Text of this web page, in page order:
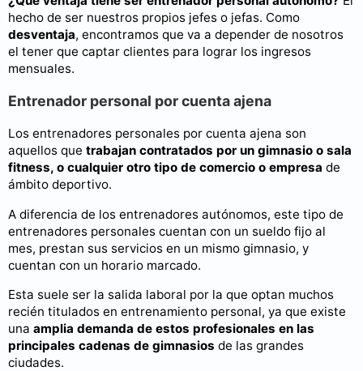
hecho de ser nuestros propios jefes o jefas. Como
desventaja, encontramos que va a depender de nosotros
el tener que captar clientes para lograr los ingresos
mensuales.
Entrenador personal por cuenta ajena
Los entrenadores personales por cuenta ajena son
aquellos que trabajan contratados por un gimnasio o sala
fitness, o cualquier otro tipo de comercio o empresa de
ámbito deportivo.
A diferencia de los entrenadores autónomos, este tipo de
entrenadores personales cuentan con un sueldo fijo al
mes, prestan sus servicios en un mismo gimnasio, y
cuentan con un horario marcado.
Esta suele ser la salida laboral por la que optan muchos
recién titulados en entrenamiento personal, ya que existe
una amplia demanda de estos profesionales en las
principales cadenas de gimnasios de las grandes
ciudades.